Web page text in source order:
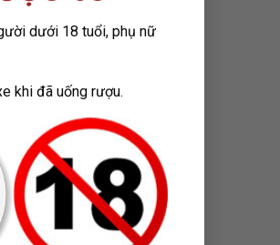
dưới 18 tuổi, phụ nữ
khi đã uống rượu.